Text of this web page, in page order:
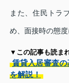
また、住民トラ
め、面接時の態度
▼この記事も読ま
賃貸入居審査
を解説！